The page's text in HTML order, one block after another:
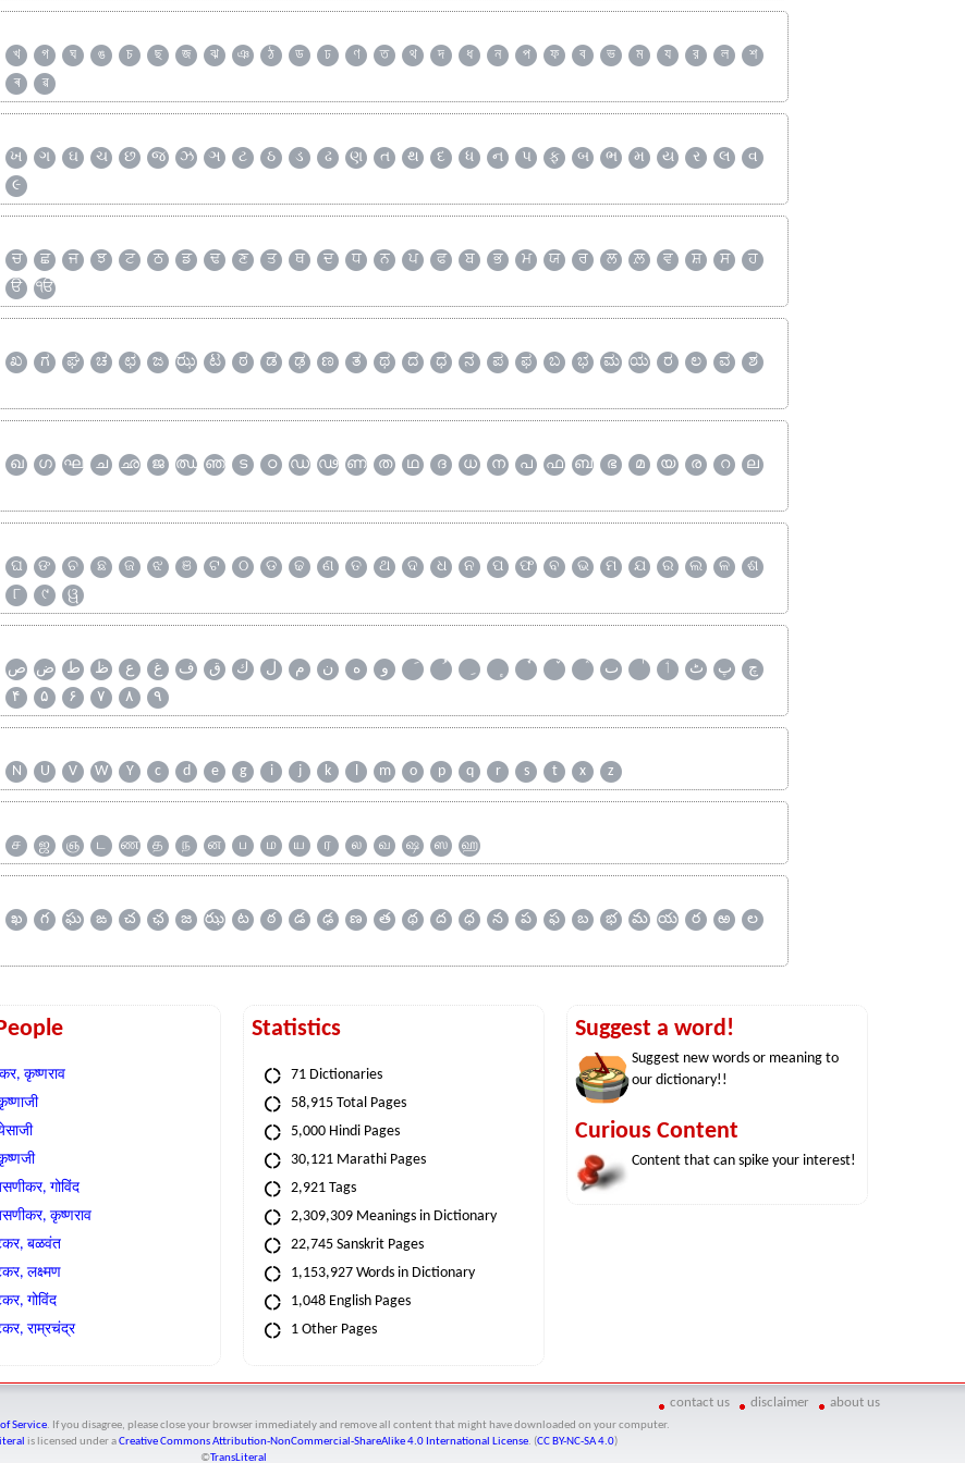
খ গ ঘ ঙ চ ছ জ ঝ ঞ ঠ ড ঢ ণ ত থ দ ধ ন প ফ ব ভ ম য র ল
শ
ৰ ৱ
ખ ગ ઘ ચ છ જ ઝ ઞ ટ ઠ ડ ઢ ણ ત થ દ ધ ન પ ફ બ ભ મ ય ર લ
વ
૯
ਚ ਛ ਜ ਝ ਟ ਠ ਡ ਢ ਣ ਤ ਥ ਦ ਧ ਨ ਪ ਫ ਬ ਭ ਮ ਯ ਰ ਲ ਲ਼ ਵ ਸ਼ ਸ
ਹ
ੳ ੴ
ಖ ಗ ಘ ಚ ಛ ಜ ಝ ಟ ಠ ಡ ಢ ಣ ತ ಥ ದ ಧ ನ ಪ ಫ ಬ ಭ ಮ ಯ ರ ಲ ವ
ಶ
ഖ ഗ ഘ ച ഛ ജ ഝ ഞ ട ഠ ഡ ഢ ണ ത ഥ ദ ധ ന പ ഫ ബ ഭ മ യ ര റ
ല
ଘ ଙ ଚ ଛ ଜ ଝ ଞ ଟ ଠ ଡ ଢ ଣ ତ ଥ ଦ ଧ ନ ପ ଫ ବ ଭ ମ ଯ ର ଲ ଳ
ଶ
୮ ୯ ୱ
ص ض ط ظ ع غ ف ق ك ل م ن ه و ٮ ٲ ٹ پ
چ
۴ ۵ ۶ ۷ ۸ ۹
N U V W Y c d e g i j k l m o p q r s t x z
ச ஜ ஞ ட ண த ந ன ப ம ய ர ல வ ஷ ஸ ஹ
ఖ గ ఘ ఙ చ ఛ జ ఝ ట ఠ డ ఢ ణ త థ ద ధ న ప ఫ బ భ మ య ర ఱ
ల
कृष्णराव
गोविंद
कृष्णराव
बळवंत
लक्ष्मण
गोविंद
राम्रचंद्र
Statistics
71 Dictionaries
58,915 Total Pages
5,000 Hindi Pages
30,121 Marathi Pages
2,921 Tags
2,309,309 Meanings in Dictionary
22,745 Sanskrit Pages
1,153,927 Words in Dictionary
1,048 English Pages
1 Other Pages
Suggest a word!
Suggest new words or meaning to
our dictionary!!
Curious Content
Content that can spike your interest!
contact us disclaimer about us
of Service. If you disagree, please close your browser immediately and remove all content that might have downloaded on your computer.
is licensed under aCreative Commons Attribution-NonCommercial-ShareAlike 4.0 International License. (CC BY-NC-SA 4.0)
©TransLiteral